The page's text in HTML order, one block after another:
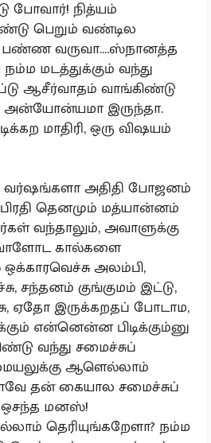
போவார்! நித்யம்
பெறும் வண்டில
பண்ண வருவா....ஸ்நானத்த
நம்ம மடத்துக்கும் வந்து
ஆசீர்வாதம் வாங்கிண்டு
அன்யோன்யமா இருந்தா.
மாதிரி, ஒரு விஷயம்
வர்ஷங்களா அதிதி போஜனம்
தெனமும் மத்யான்னம்
வந்தாலும், அவாளுக்கு
கால்களை
அலம்பி,
சந்தனம் குங்குமம் இட்டு,
ஏதோ இருக்கறதப் போடாம,
என்னென்ன பிடிக்கும்னு
வந்து சமைச்சுப்
ஆளெல்லாம்
தன் கையால சமைச்சுப்
ஒசந்த மனஸ்!
தெரியுங்கறேளா? நம்ம